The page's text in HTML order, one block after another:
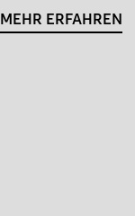
MEHR ERFAHREN